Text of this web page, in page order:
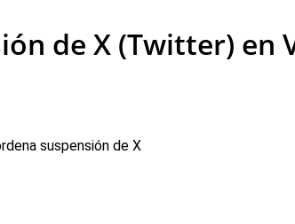
de X (Twitter) en
suspensión de X